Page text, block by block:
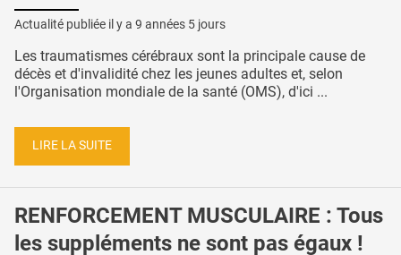
Actualité publiée il y a 9 années 5 jours
Les traumatismes cérébraux sont la principale cause de
décès et d'invalidité chez les jeunes adultes et, selon
l'Organisation mondiale de la santé (OMS), d'ici ...
LIRE LA SUITE
RENFORCEMENT MUSCULAIRE : Tous
les suppléments ne sont pas égaux !